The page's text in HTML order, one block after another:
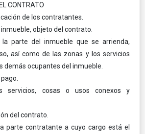
CONTRATO
de los contratantes.
objeto del contrato.
la parte del inmueble que se arrienda,
así como de las zonas y los servicios
demás ocupantes del inmueble.
pago.
servicios, cosas o usos conexos y
del contrato.
parte contratante a cuyo cargo está el